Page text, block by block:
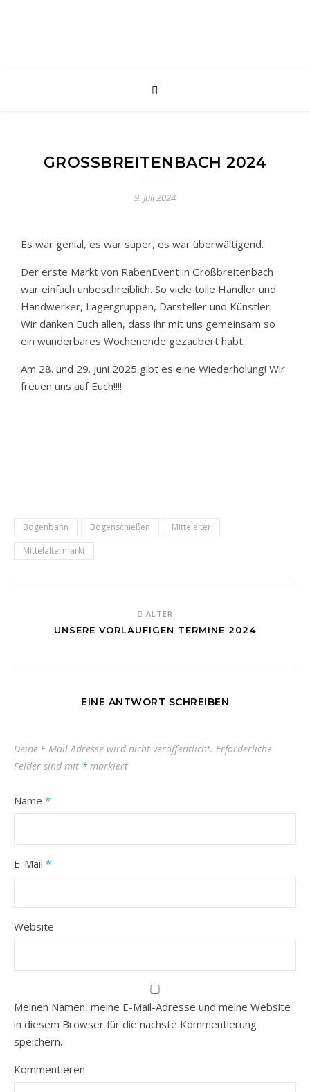
GROSSBREITENBACH 2024
9. Juli 2024
Es war genial, es war super, es war überwältigend.
Der erste Markt von RabenEvent in Großbreitenbach
war einfach unbeschreiblich. So viele tolle Händler und
Handwerker, Lagergruppen, Darsteller und Künstler.
Wir danken Euch allen, dass ihr mit uns gemeinsam so
ein wunderbares Wochenende gezaubert habt.
Am 28. und 29. Juni 2025 gibt es eine Wiederholung! Wir
freuen uns auf Euch!!!!
Bogenbahn Bogenschießen
Mittelalter
Mittelaltermarkt
ÄLTER
UNSERE VORLÄUFIGEN TERMINE 2024
EINE ANTWORT SCHREIBEN
Deine E-Mail-Adresse wird nicht veröffentlicht. Erforderliche
Felder sind mit * markiert
Name *
E-Mail *
Website
Meinen Namen, meine E-Mail-Adresse und meine Website
in diesem Browser für die nächste Kommentierung
speichern.
Kommentieren